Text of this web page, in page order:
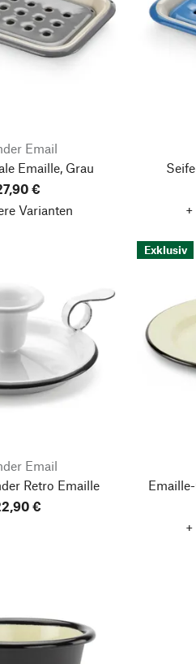
Email
Emaille, Grau
€
Varianten
Email
Retro Emaille
€
Exklusiv